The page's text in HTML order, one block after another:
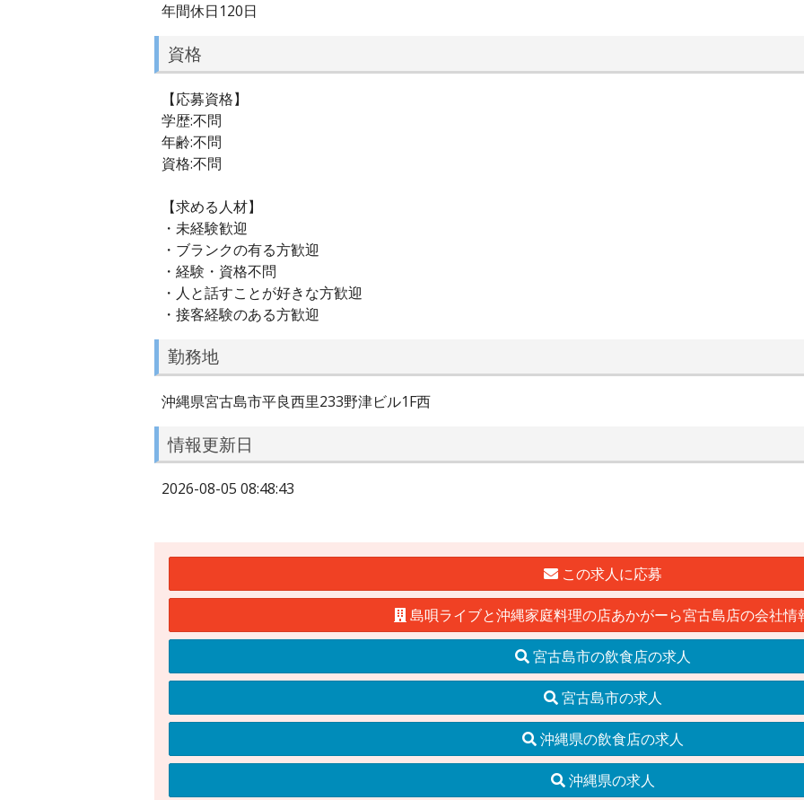
年間休日120日
資格
【応募資格】
学歴:不問
年齢:不問
資格:不問
【求める人材】
・未経験歓迎
・ブランクの有る方歓迎
・経験・資格不問
・人と話すことが好きな方歓迎
・接客経験のある方歓迎
勤務地
沖縄県宮古島市平良西里233野津ビル1F西
情報更新日
2026-08-05 08:48:43
この求人に応募
島唄ライブと沖縄家庭料理の店あかがーら宮古島店の会社情
宮古島市の飲食店の求人
宮古島市の求人
沖縄県の飲食店の求人
沖縄県の求人